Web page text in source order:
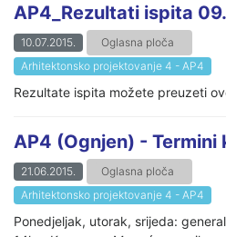
AP4_Rezultati ispita
10.07.2015.
Oglasna ploča
Arhitektonsko projektovanje 4 - AP4
Rezultate ispita možete preuzeti
AP4 (Ognjen) - Termini
21.06.2015.
Oglasna ploča
Arhitektonsko projektovanje 4 - AP4
Ponedjeljak, utorak, srijeda: